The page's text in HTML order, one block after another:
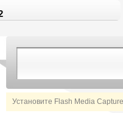
Установите Flash Media